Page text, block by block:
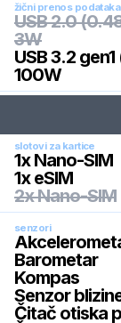
žični prenos podataka
USB 2.0
3W
USB 3.2
100W
slotovi za kartice
1x Nano-SIM
1x eSIM
2x Nano-SIM
senzori
Barometar
Kompas
Senzor
Čitač otiska